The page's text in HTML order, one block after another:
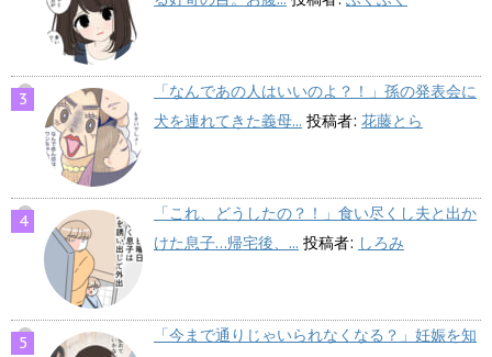
「なんであの人はいいのよ？！」孫の発表会に
犬を連れてきた義母... 投稿者: 花藤とら
「これ、どうしたの？！」食い尽くし夫と出か
けた息子…帰宅後、... 投稿者: しろみ
「今まで通りじゃいられなくなる？」妊娠を知